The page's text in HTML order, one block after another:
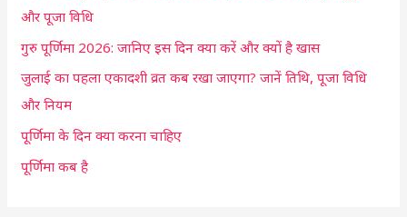
o
r
:
और पूजा विधि
गुरु पूर्णिमा 2026: जानिए इस दिन क्या करें और क्यों है खास
जुलाई का पहला एकादशी व्रत कब रखा जाएगा? जानें तिथि, पूजा विधि
और नियम
पूर्णिमा के दिन क्या करना चाहिए
पूर्णिमा कब है